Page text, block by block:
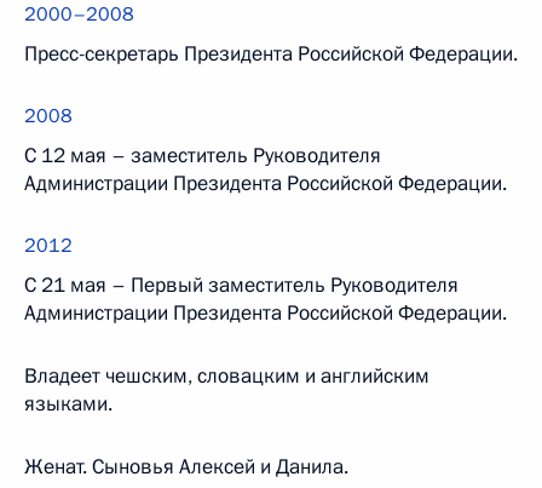
2000–2008
Пресс-секретарь Президента Российской Федерации.
2008
С 12 мая – заместитель Руководителя
Администрации Президента Российской Федерации.
2012
С 21 мая – Первый заместитель Руководителя
Администрации Президента Российской Федерации.
Владеет чешским, словацким и английским
языками.
Женат. Сыновья Алексей и Данила.